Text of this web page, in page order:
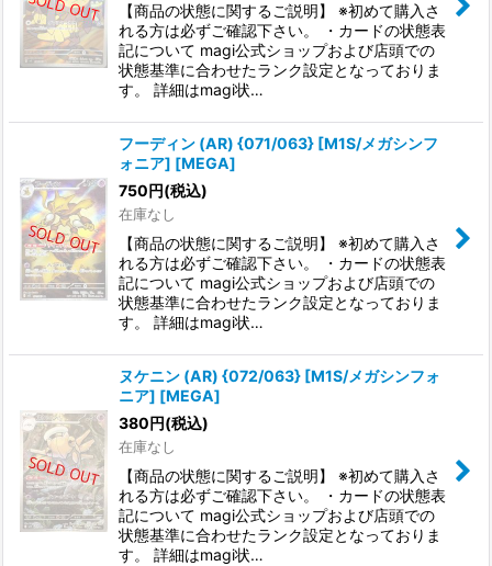
【商品の状態に関するご説明】 ※初めて購入さ
れる方は必ずご確認下さい。 ・カードの状態表
記について magi公式ショップおよび店頭での
状態基準に合わせたランク設定となっておりま
す。 詳細はmagi状…
フーディン (AR) {071/063} [M1S/メガシンフ
ォニア] [MEGA]
750円(税込)
在庫なし
【商品の状態に関するご説明】 ※初めて購入さ
れる方は必ずご確認下さい。 ・カードの状態表
記について magi公式ショップおよび店頭での
状態基準に合わせたランク設定となっておりま
す。 詳細はmagi状…
ヌケニン (AR) {072/063} [M1S/メガシンフォ
ニア] [MEGA]
380円(税込)
在庫なし
【商品の状態に関するご説明】 ※初めて購入さ
れる方は必ずご確認下さい。 ・カードの状態表
記について magi公式ショップおよび店頭での
状態基準に合わせたランク設定となっておりま
す。 詳細はmagi状…